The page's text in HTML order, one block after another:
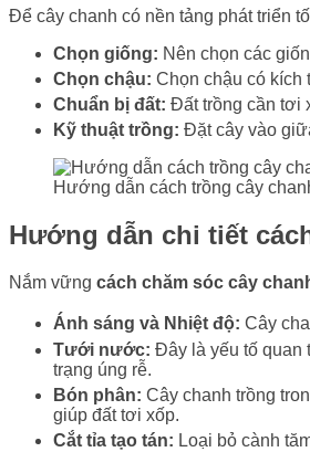
Để cây chanh có nền tảng phát triển
Chọn giống: Nên chọn các
Chọn chậu: Chọn chậu có
Chuẩn bị đất: Đất trồng cần tơi
Kỹ thuật trồng: Đặt cây vào
Hướng dẫn cách trồng cây
Hướng dẫn chi tiết
Nắm vững cách chăm sóc cây
Ánh sáng và Nhiệt độ: Cây
Tưới nước: Đây là yếu tố quan
trạng úng rễ.
Bón phân: Cây chanh trồng
giúp đất tơi xốp.
Cắt tỉa tạo tán: Loại bỏ cành